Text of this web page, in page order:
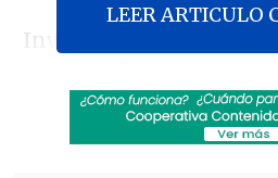
Invitado al podcast
de Julio César
comentarista reveló
LEER ARTICULO